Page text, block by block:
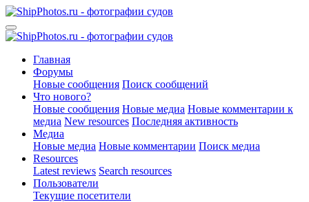
Главная
Форумы
Новые сообщения Поиск сообщений
Что нового?
Новые сообщения Новые медиа Новые комментарии к
медиа New resources Последняя активность
Медиа
Новые медиа Новые комментарии Поиск медиа
Resources
Latest reviews Search resources
Пользователи
Текущие посетители